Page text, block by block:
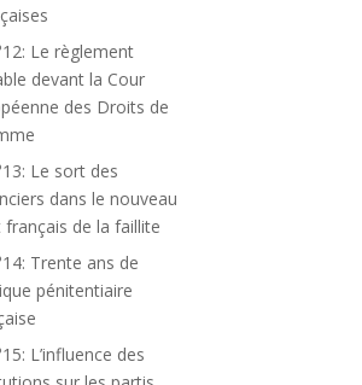
Le règlement
devant la Cour
des Droits de
Le sort des
dans le nouveau
français de la faillite
Trente ans de
pénitentiaire
L’influence des